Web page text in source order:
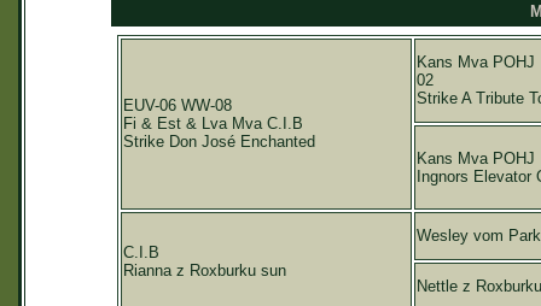
EUV-06 WW-08
Fi & Est & Lva Mva C.I.B
Strike Don José Enchanted
Kans Mva POHJ
02
Strike A Tribute
Kans Mva POHJ
Ingnors Elevator
C.I.B
Rianna z Roxburku sun
Wesley vom
Nettle z